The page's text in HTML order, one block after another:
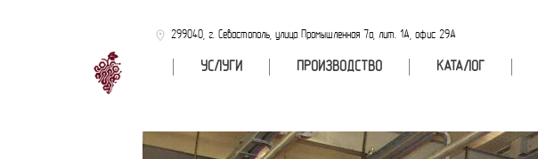
299040, г. Севастополь, улица Промышленная 7а, лит. 1А, офис 29А
УСЛУГИ ПРОИЗВОДСТВО КАТАЛОГ